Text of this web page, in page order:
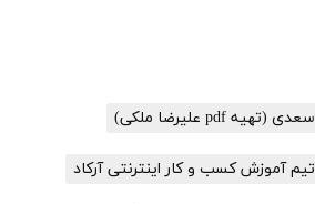
سعدی (تهیه pdf علیرضا ملکی)
تیم آموزش کسب و کار اینترنتی آرکاد